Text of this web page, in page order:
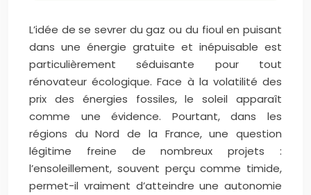
L’idée de se sevrer du gaz ou du fioul en puisant
dans une énergie gratuite et inépuisable est
particulièrement séduisante pour tout
rénovateur écologique. Face à la volatilité des
prix des énergies fossiles, le soleil apparaît
comme une évidence. Pourtant, dans les
régions du Nord de la France, une question
légitime freine de nombreux projets :
l’ensoleillement, souvent perçu comme timide,
permet-il vraiment d’atteindre une autonomie